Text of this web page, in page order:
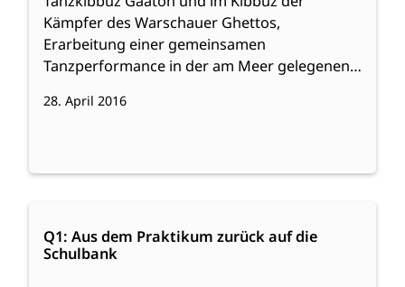
Kämpfer des Warschauer Ghettos,
Erarbeitung einer gemeinsamen
Tanzperformance in der am Meer gelegenen…
28. April 2016
Q1: Aus dem Praktikum zurück auf die
Schulbank
Q1:
Aus